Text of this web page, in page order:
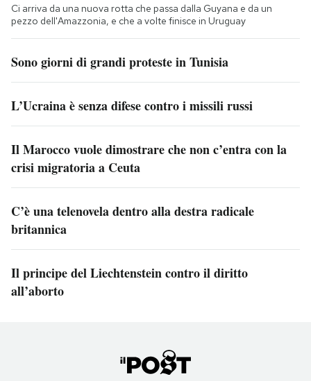
Ci arriva da una nuova rotta che passa dalla Guyana e da un
pezzo dell'Amazzonia, e che a volte finisce in Uruguay
Sono giorni di grandi proteste in Tunisia
L’Ucraina è senza difese contro i missili russi
Il Marocco vuole dimostrare che non c’entra con la
crisi migratoria a Ceuta
C’è una telenovela dentro alla destra radicale
britannica
Il principe del Liechtenstein contro il diritto
all’aborto